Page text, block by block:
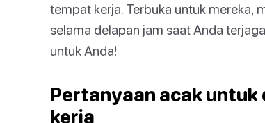
tempat kerja. Terbuka untuk mereka,
selama delapan jam saat Anda
untuk Anda!
Pertanyaan acak
kerja